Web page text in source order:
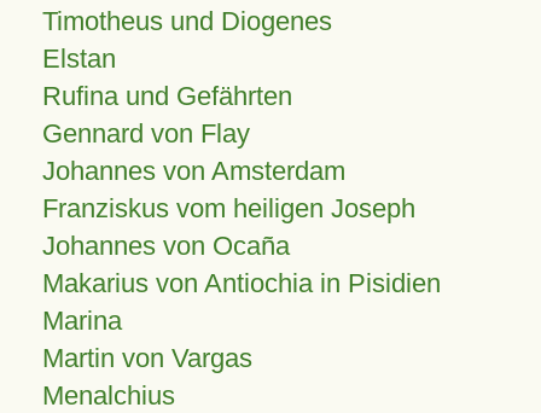
Timotheus und Diogenes
Elstan
Rufina und Gefährten
Gennard von Flay
Johannes von Amsterdam
Franziskus vom heiligen Joseph
Johannes von Ocaña
Makarius von Antiochia in Pisidien
Marina
Martin von Vargas
Menalchius